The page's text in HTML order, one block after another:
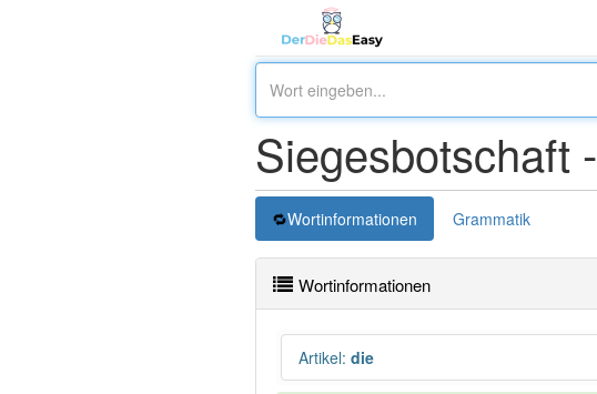
Siegesbotschaft -
Wortinformationen Grammatik
Wortinformationen
Artikel: die